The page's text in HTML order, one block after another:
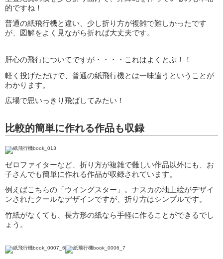
的ですね！
普通の紙飛行機と違い、少し折り方が複雑で難しかったです
が、図解をよく見ながら折れば大丈夫です。
肝心の飛行についてですが・・・・これはよくとぶ！！
軽く投げただけで、普通の紙飛行機とは一味違うということが
わかります。
広場で思いっきり飛ばしてみたい！
比較的簡単に作れる作品も収録
ゼロファイターなど、折り方が複雑で難しい作品以外にも、お
子さんでも簡単に作れる作品が収録されています。
例えばこちらの「ウイングスター」。ナスカの地上絵がデザイ
ンされたクールなデザインですが、折り方はシンプルです。
竹紙がなくても、長方形の紙なら手軽に作ることができるでし
ょう。